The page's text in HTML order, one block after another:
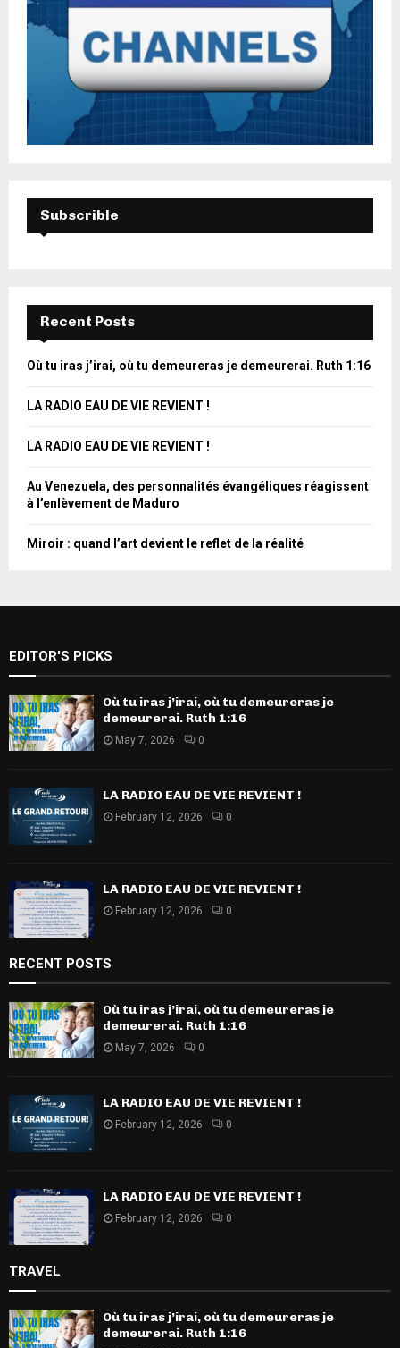
Subscrible
Recent Posts
Où tu iras j’irai, où tu demeureras je demeurerai. Ruth 1:16
LA RADIO EAU DE VIE REVIENT !
LA RADIO EAU DE VIE REVIENT !
Au Venezuela, des personnalités évangéliques réagissent
à l’enlèvement de Maduro
Miroir : quand l’art devient le reflet de la réalité
EDITOR'S PICKS
Où tu iras j’irai, où tu demeureras je
demeurerai. Ruth 1:16
May 7, 2026 0
LA RADIO EAU DE VIE REVIENT !
February 12, 2026 0
LA RADIO EAU DE VIE REVIENT !
February 12, 2026 0
RECENT POSTS
Où tu iras j’irai, où tu demeureras je
demeurerai. Ruth 1:16
May 7, 2026 0
LA RADIO EAU DE VIE REVIENT !
February 12, 2026 0
LA RADIO EAU DE VIE REVIENT !
February 12, 2026 0
TRAVEL
Où tu iras j’irai, où tu demeureras je
demeurerai. Ruth 1:16